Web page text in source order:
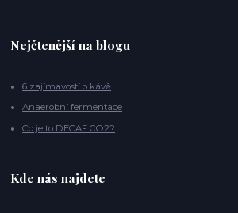
Nejčtenější na blogu
6 zajímavostí o kávě
Anaerobní fermentace
Co je to DECAF CO2?
Kde nás najdete